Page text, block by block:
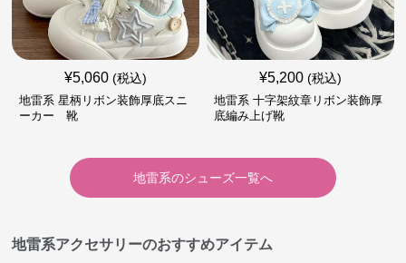
¥5,060 (税込)
地雷系 星柄リボン装飾厚底スニ
ーカー 靴
¥5,200 (税込)
地雷系 十字架紋章リボン装飾厚
底編み上げ靴
地雷系のシューズ一覧へ
地雷系アクセサリーのおすすめアイテム